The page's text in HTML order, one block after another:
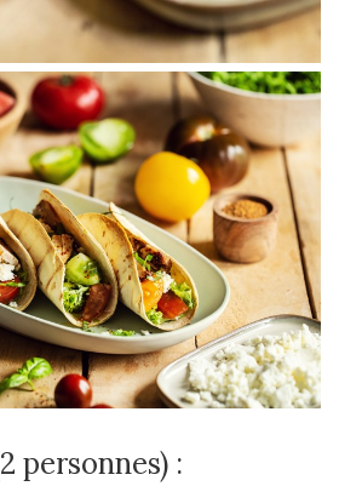
personnes) :